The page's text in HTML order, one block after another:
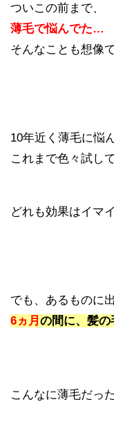
ついこの前まで、
薄毛で悩んでた…
そんなことも想像
10年近く薄毛に悩
これまで色々試し
どれも効果はイマ
でも、あるものに
6ヵ月 の間に、髪の
こんなに薄毛だっ